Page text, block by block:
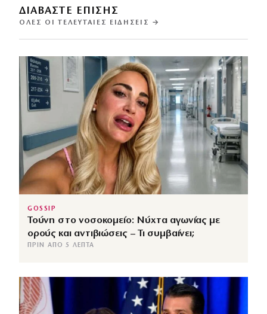
ΔΙΑΒΑΣΤΕ ΕΠΙΣΗΣ
ΌΛΕΣ ΟΙ ΤΕΛΕΥΤΑΊΕΣ ΕΙΔΉΣΕΙΣ →
GOSSIP
Τούνη στο νοσοκομείο: Νύχτα αγωνίας με
ορούς και αντιβιώσεις – Τι συμβαίνει;
ΠΡΙΝ ΑΠΌ 5 ΛΕΠΤΆ